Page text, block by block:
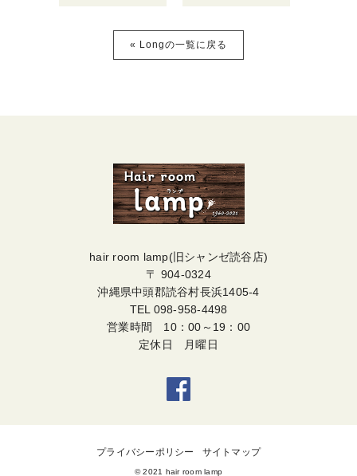
« Longの一覧に戻る
hair room lamp(旧シャンゼ読谷店)
〒 904-0324
沖縄県中頭郡読谷村長浜1405-4
TEL 098-958-4498
営業時間 10：00～19：00
定休日 月曜日
プライバシーポリシー サイトマップ
© 2021 hair room lamp